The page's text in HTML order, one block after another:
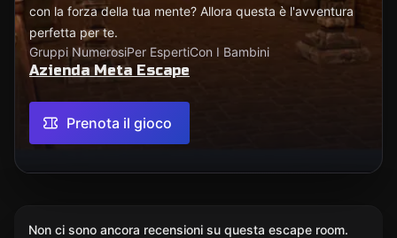
con la forza della tua mente? Allora questa è l'avventura
perfetta per te.
Gruppi NumerosiPer EspertiCon I Bambini
Azienda Meta Escape
Prenota il gioco
Non ci sono ancora recensioni su questa escape room.